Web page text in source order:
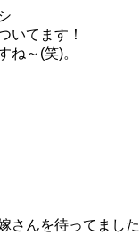
いてます！
ね～(笑)。
さんを待ってました